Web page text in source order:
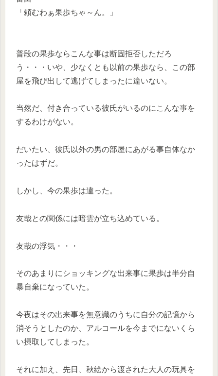
「頼むわぁ果歩ちゃ～ん。」
普段の果歩ならこんな事は断固拒否しただろ
う・・・いや、少なくとも以前の果歩なら、この部
屋を飛び出して逃げてしまったに違いない。
当然だ、付き合っている彼氏がいるのにこんな事を
するわけがない。
だいたい、彼氏以外の男の部屋にあがる事自体なか
ったはずだ。
しかし、今の果歩は違った。
友哉との関係には暗雲が立ち込めている。
友哉の浮気・・・
そのあまりにショッキングな出来事に果歩は半分自
暴自棄になっていた。
今夜はその出来事を無意識のうちに自分の記憶から
消そうとしたのか、アルコールを今までにないくら
い摂取してしまった。
それに加え、先日、秋絵から渡された大人の玩具を